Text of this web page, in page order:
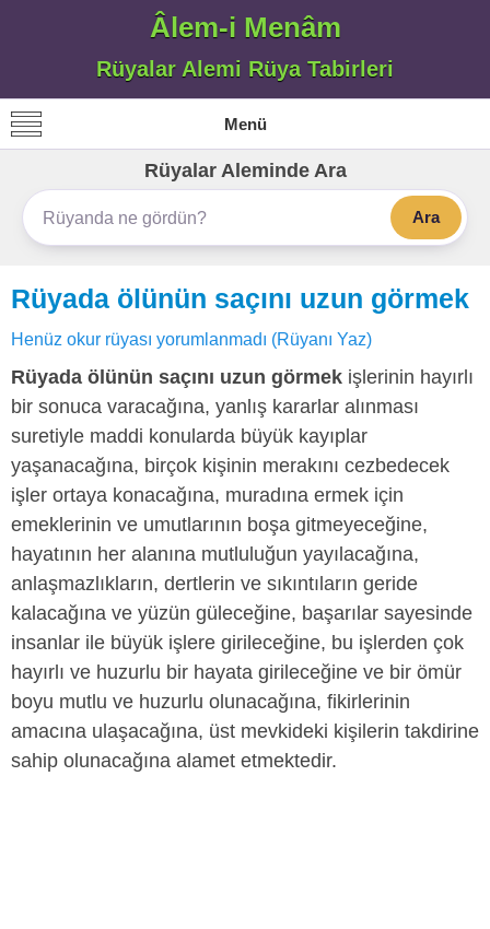
Âlem-i Menâm
Rüyalar Alemi Rüya Tabirleri
Menü
Rüyalar Aleminde Ara
Ara
Rüyada ölünün saçını uzun görmek
Henüz okur rüyası yorumlanmadı (Rüyanı Yaz)
Rüyada ölünün saçını uzun görmek işlerinin hayırlı
bir sonuca varacağına, yanlış kararlar alınması
suretiyle maddi konularda büyük kayıplar
yaşanacağına, birçok kişinin merakını cezbedecek
işler ortaya konacağına, muradına ermek için
emeklerinin ve umutlarının boşa gitmeyeceğine,
hayatının her alanına mutluluğun yayılacağına,
anlaşmazlıkların, dertlerin ve sıkıntıların geride
kalacağına ve yüzün güleceğine, başarılar sayesinde
insanlar ile büyük işlere girileceğine, bu işlerden çok
hayırlı ve huzurlu bir hayata girileceğine ve bir ömür
boyu mutlu ve huzurlu olunacağına, fikirlerinin
amacına ulaşacağına, üst mevkideki kişilerin takdirine
sahip olunacağına alamet etmektedir.